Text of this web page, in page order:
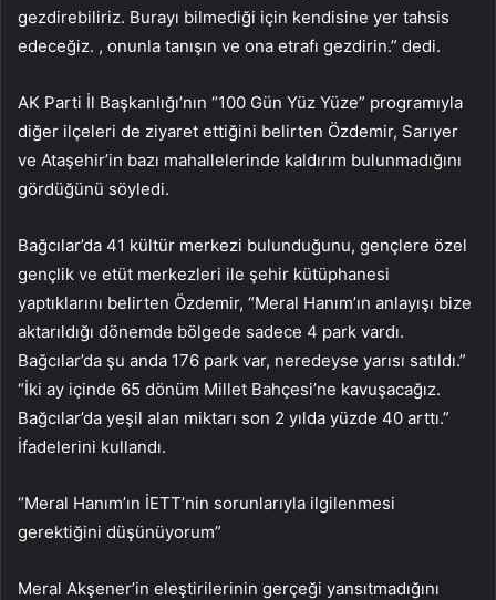
gezdirebiliriz. Burayı bilmediği için kendisine yer tahsis
edeceğiz. , onunla tanışın ve ona etrafı gezdirin.” dedi.
AK Parti İl Başkanlığı’nın “100 Gün Yüz Yüze” programıyla
diğer ilçeleri de ziyaret ettiğini belirten Özdemir, Sarıyer
ve Ataşehir’in bazı mahallelerinde kaldırım bulunmadığını
gördüğünü söyledi.
Bağcılar’da 41 kültür merkezi bulunduğunu, gençlere özel
gençlik ve etüt merkezleri ile şehir kütüphanesi
yaptıklarını belirten Özdemir, “Meral Hanım’ın anlayışı bize
aktarıldığı dönemde bölgede sadece 4 park vardı.
Bağcılar’da şu anda 176 park var, neredeyse yarısı satıldı.”
“İki ay içinde 65 dönüm Millet Bahçesi’ne kavuşacağız.
Bağcılar’da yeşil alan miktarı son 2 yılda yüzde 40 arttı.”
İfadelerini kullandı.
“Meral Hanım’ın İETT’nin sorunlarıyla ilgilenmesi
gerektiğini düşünüyorum”
Meral Akşener’in eleştirilerinin gerçeği yansıtmadığını